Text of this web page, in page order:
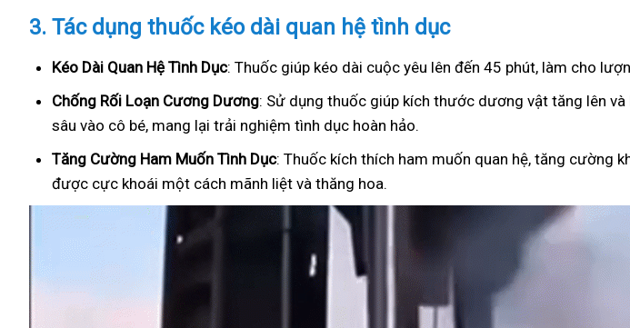
3. Tác dụng thuốc kéo dài quan hệ tình dục
Kéo Dài Quan Hệ Tình Dục: Thuốc giúp kéo dài cuộc yêu lên đến 45 phút, làm cho
Chống Rối Loạn Cương Dương: Sử dụng thuốc giúp kích thước dương vật tăng lên
sâu vào cô bé, mang lại trải nghiệm tình dục hoàn hảo.
Tăng Cường Ham Muốn Tình Dục: Thuốc kích thích ham muốn quan hệ, tăng cường
được cực khoái một cách mãnh liệt và thăng hoa.